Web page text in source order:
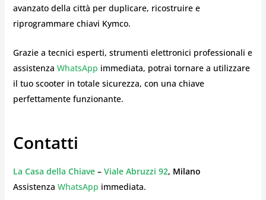
avanzato della città per duplicare, ricostruire e
riprogrammare chiavi Kymco.
Grazie a tecnici esperti, strumenti elettronici professionali e
assistenza WhatsApp immediata, potrai tornare a utilizzare
il tuo scooter in totale sicurezza, con una chiave
perfettamente funzionante.
Contatti
La Casa della Chiave–Viale Abruzzi 92, Milano
Assistenza WhatsApp immediata.